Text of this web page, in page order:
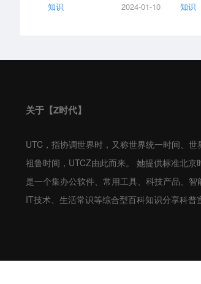
知识 2024-01-10
知识
关于【Z时代】
UTC，指协调世界时，又称世界统一时间、
祖鲁时间，UTCZ由此而来。 她提供标准北
是一个集办公软件、常用工具、科技产品、智
IT技术、生活常识等综合型百科知识分享科普